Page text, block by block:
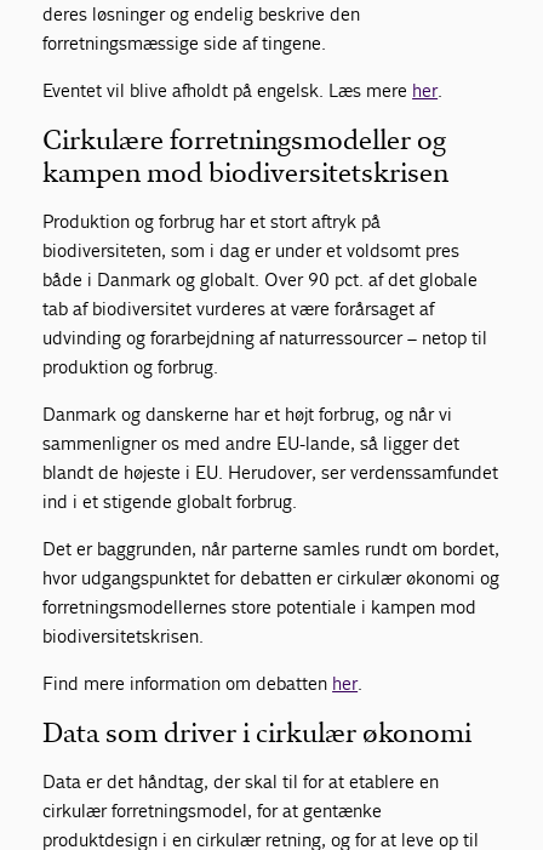
deres løsninger og endelig beskrive den
forretningsmæssige side af tingene.
Eventet vil blive afholdt på engelsk. Læs mere her.
Cirkulære forretningsmodeller og
kampen mod biodiversitetskrisen
Produktion og forbrug har et stort aftryk på
biodiversiteten, som i dag er under et voldsomt pres
både i Danmark og globalt. Over 90 pct. af det globale
tab af biodiversitet vurderes at være forårsaget af
udvinding og forarbejdning af naturressourcer – netop til
produktion og forbrug.
Danmark og danskerne har et højt forbrug, og når vi
sammenligner os med andre EU-lande, så ligger det
blandt de højeste i EU. Herudover, ser verdenssamfundet
ind i et stigende globalt forbrug.
Det er baggrunden, når parterne samles rundt om bordet,
hvor udgangspunktet for debatten er cirkulær økonomi og
forretningsmodellernes store potentiale i kampen mod
biodiversitetskrisen.
Find mere information om debatten her.
Data som driver i cirkulær økonomi
Data er det håndtag, der skal til for at etablere en
cirkulær forretningsmodel, for at gentænke
produktdesign i en cirkulær retning, og for at leve op til